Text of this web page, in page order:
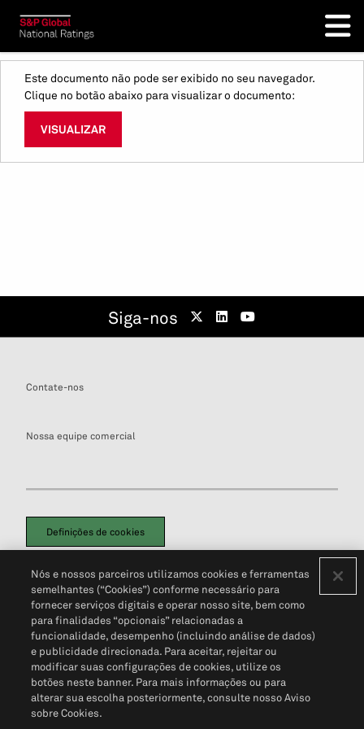
Este documento não pode ser exibido no seu navegador.
Clique no botão abaixo para visualizar o documento:
VISUALIZAR
Siga-nos
Contate-nos
Nossa equipe comercial
Definições de cookies
Política de PrivacidadePortal de privacidade do cliente (em inglês)
Não Venda Minhas Informações Pessoais© 2026 S&P Global
Nós e nossos parceiros utilizamos cookies e ferramentas
semelhantes (“Cookies”) conforme necessário para
fornecer serviços digitais e operar nosso site, bem como
para finalidades “opcionais” relacionadas a
funcionalidade, desempenho (incluindo análise de dados)
e publicidade direcionada. Para aceitar, rejeitar ou
modificar suas configurações de cookies, utilize os
botões neste banner. Para mais informações ou para
alterar sua escolha posteriormente, consulte nosso Aviso
sobre Cookies.